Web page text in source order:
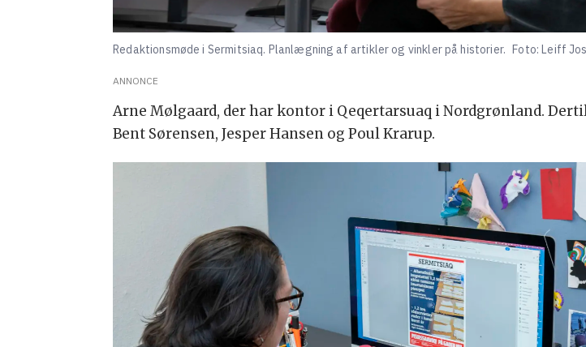
Redaktionsmøde i Sermitsiaq. Planlægning af artikler og vinkler på historier. Foto: Leiff
ANNONCE
Arne Mølgaard, der har kontor i Qeqertarsuaq i Nordgrønland.
Bent Sørensen, Jesper Hansen og Poul Krarup.